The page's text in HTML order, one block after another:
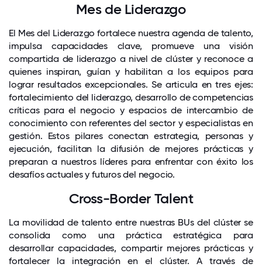
Mes de Liderazgo
El Mes del Liderazgo fortalece nuestra agenda de talento,
impulsa capacidades clave, promueve una visión
compartida de liderazgo a nivel de clúster y reconoce a
quienes inspiran, guían y habilitan a los equipos para
lograr resultados excepcionales. Se articula en tres ejes:
fortalecimiento del liderazgo, desarrollo de competencias
críticas para el negocio y espacios de intercambio de
conocimiento con referentes del sector y especialistas en
gestión. Estos pilares conectan estrategia, personas y
ejecución, facilitan la difusión de mejores prácticas y
preparan a nuestros líderes para enfrentar con éxito los
desafíos actuales y futuros del negocio.
Cross-Border Talent
La movilidad de talento entre nuestras BUs del clúster se
consolida como una práctica estratégica para
desarrollar capacidades, compartir mejores prácticas y
fortalecer la integración en el clúster. A través de